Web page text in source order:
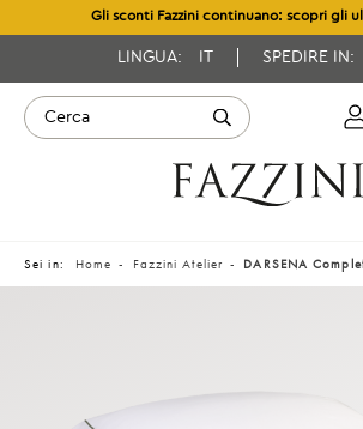
Gli sconti Fazzini continuano: scopri gli
LINGUA: SPEDIRE IN:
Sei in: Home Fazzini Atelier DARSENA